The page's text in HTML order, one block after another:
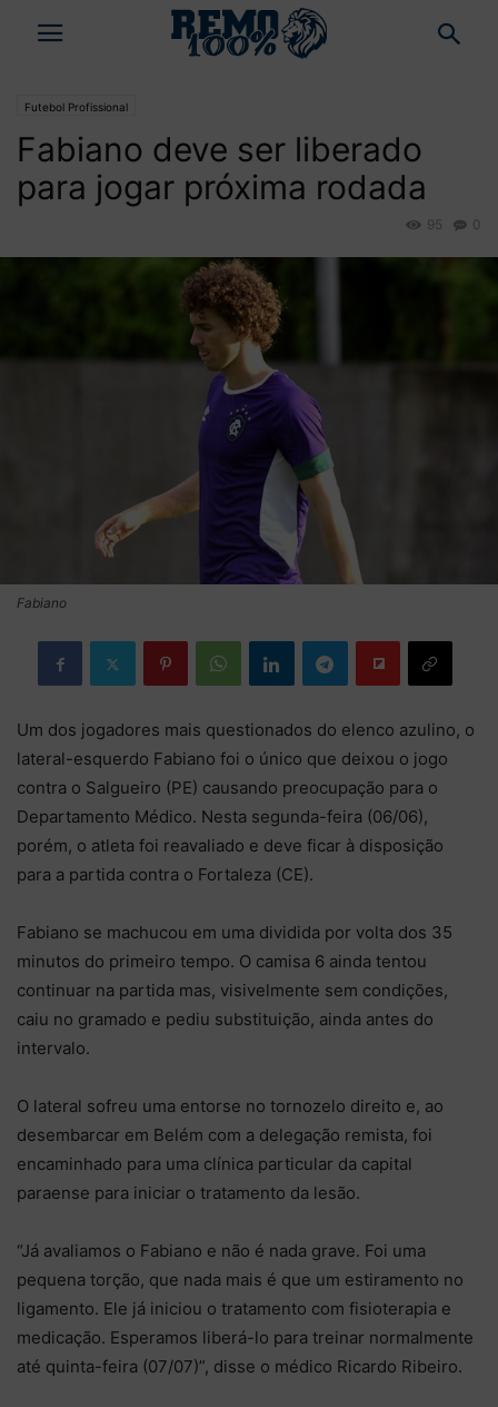
Futebol Profissional
Fabiano deve ser liberado
para jogar próxima rodada
0
95
Fabiano
Um dos jogadores mais questionados do elenco azulino, o
lateral-esquerdo Fabiano foi o único que deixou o jogo
contra o Salgueiro (PE) causando preocupação para o
Departamento Médico. Nesta segunda-feira (06/06),
porém, o atleta foi reavaliado e deve ficar à disposição
para a partida contra o Fortaleza (CE).
Fabiano se machucou em uma dividida por volta dos 35
minutos do primeiro tempo. O camisa 6 ainda tentou
continuar na partida mas, visivelmente sem condições,
caiu no gramado e pediu substituição, ainda antes do
intervalo.
O lateral sofreu uma entorse no tornozelo direito e, ao
desembarcar em Belém com a delegação remista, foi
encaminhado para uma clínica particular da capital
paraense para iniciar o tratamento da lesão.
“Já avaliamos o Fabiano e não é nada grave. Foi uma
pequena torção, que nada mais é que um estiramento no
ligamento. Ele já iniciou o tratamento com fisioterapia e
medicação. Esperamos liberá-lo para treinar normalmente
até quinta-feira (07/07)”, disse o médico Ricardo Ribeiro.